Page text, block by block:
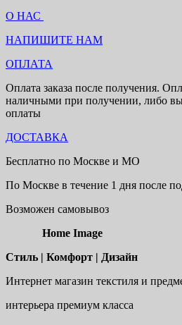
О НАС
НАПИШИТЕ НАМ
ОПЛАТА
Оплата заказа после получения.
наличными при получении, либо
оплаты
ДОСТАВКА
Бесплатно по Москве и МО
По Москве в течение 1 дня после
Возможен самовывоз
Home Image
Стиль | Комфорт | Дизайн
Интернет магазин текстиля и
интерьера премиум класса